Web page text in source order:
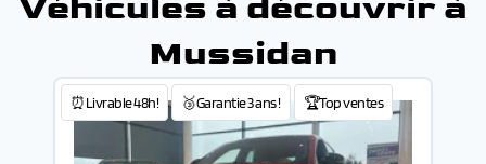
Mussidan
⏰Livrable 48h! 🥉Garantie 3 ans ! 🏆Top ventes